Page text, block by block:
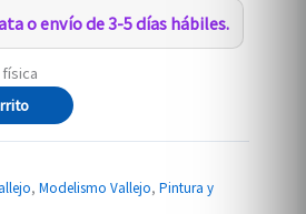
o envío de 3-5 días hábiles.
,Modelismo Vallejo,Pintura y